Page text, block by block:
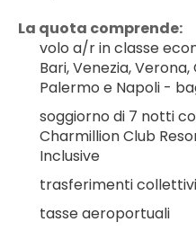
La quota comprende:
volo a/r in classe
Bari, Venezia,
Palermo e Napoli -
soggiorno di 7 notti
Charmillion Club
Inclusive
trasferimenti
tasse aeroportuali